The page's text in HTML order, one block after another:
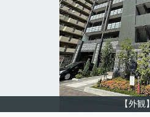
【外観】